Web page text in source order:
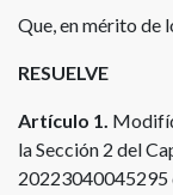
Que, en mérito de
RESUELVE
Artículo 1.
la Sección 2 del
20223040045295